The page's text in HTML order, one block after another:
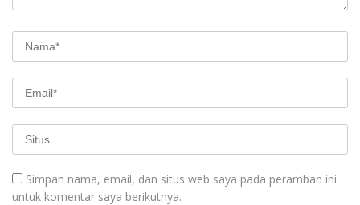
Simpan nama, email, dan situs web saya pada peramban ini
untuk komentar saya berikutnya.